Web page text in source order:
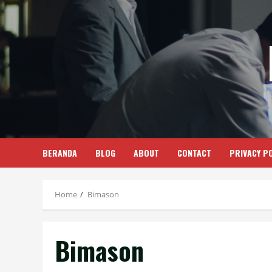
Skip
content
BERANDA BLOG ABOUT CONTACT PRIVACY
Home Bimason
Bimason